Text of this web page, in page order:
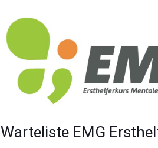
Warteliste EMG